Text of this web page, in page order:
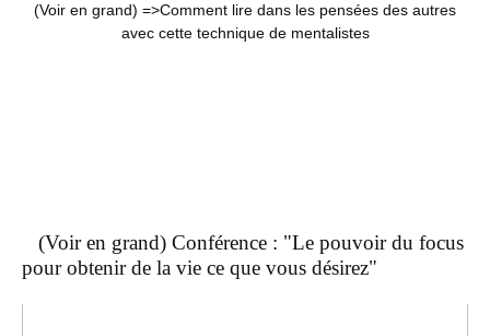
(Voir en grand) =>Comment lire dans les pensées des autres
avec cette technique de mentalistes
(Voir en grand) Conférence : "Le pouvoir du focus
pour obtenir de la vie ce que vous désirez"